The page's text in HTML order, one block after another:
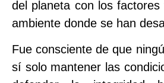
del planeta con los
ambiente donde se han
Fue consciente de que
sí solo mantener las